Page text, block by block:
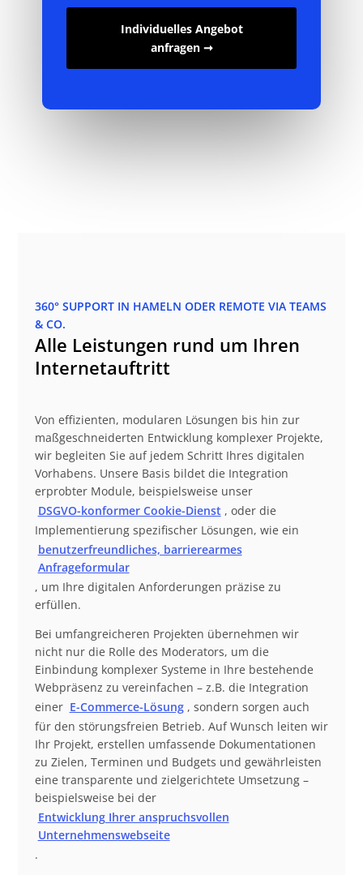
Individuelles Angebot
anfragen ➞
360° SUPPORT IN HAMELN ODER REMOTE VIA TEAMS
& CO.
Alle Leistungen rund um Ihren
Internetauftritt
Von effizienten, modularen Lösungen bis hin zur
maßgeschneiderten Entwicklung komplexer Projekte,
wir begleiten Sie auf jedem Schritt Ihres digitalen
Vorhabens. Unsere Basis bildet die Integration
erprobter Module, beispielsweise unser
DSGVO-konformer Cookie-Dienst , oder die
Implementierung spezifischer Lösungen, wie ein
benutzerfreundliches, barrierearmes
Anfrageformular
, um Ihre digitalen Anforderungen präzise zu
erfüllen.
Bei umfangreicheren Projekten übernehmen wir
nicht nur die Rolle des Moderators, um die
Einbindung komplexer Systeme in Ihre bestehende
Webpräsenz zu vereinfachen – z.B. die Integration
einer E-Commerce-Lösung , sondern sorgen auch
für den störungsfreien Betrieb. Auf Wunsch leiten wir
Ihr Projekt, erstellen umfassende Dokumentationen
zu Zielen, Terminen und Budgets und gewährleisten
eine transparente und zielgerichtete Umsetzung –
beispielsweise bei der
Entwicklung Ihrer anspruchsvollen
Unternehmenswebseite
.